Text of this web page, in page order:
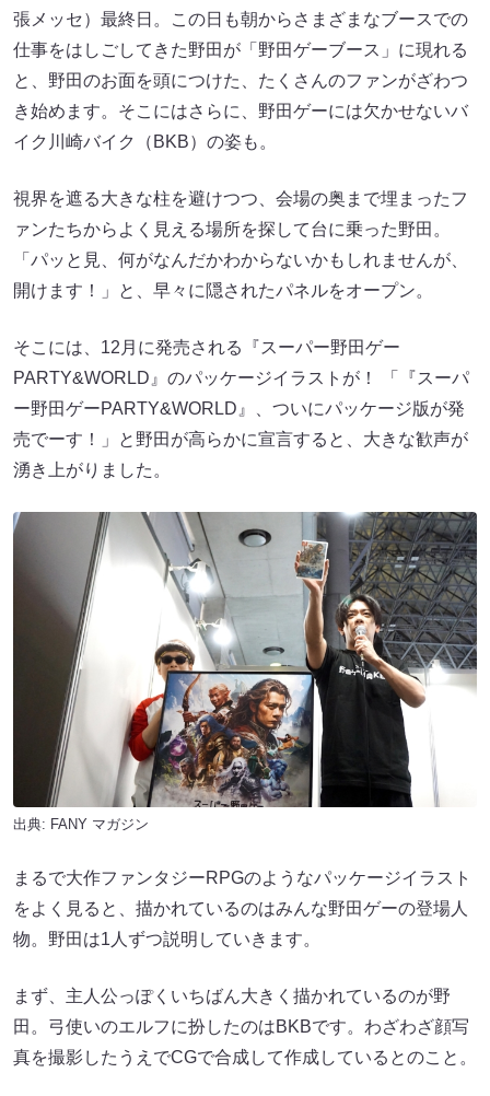
張メッセ）最終日。この日も朝からさまざまなブースでの
仕事をはしごしてきた野田が「野田ゲーブース」に現れる
と、野田のお面を頭につけた、たくさんのファンがざわつ
き始めます。そこにはさらに、野田ゲーには欠かせないバ
イク川崎バイク（BKB）の姿も。
視界を遮る大きな柱を避けつつ、会場の奥まで埋まったフ
ァンたちからよく見える場所を探して台に乗った野田。
「パッと見、何がなんだかわからないかもしれませんが、
開けます！」と、早々に隠されたパネルをオープン。
そこには、12月に発売される『スーパー野田ゲー
PARTY&WORLD』のパッケージイラストが！ 「『スーパ
ー野田ゲーPARTY&WORLD』、ついにパッケージ版が発
売でーす！」と野田が高らかに宣言すると、大きな歓声が
湧き上がりました。
出典: FANY マガジン
まるで大作ファンタジーRPGのようなパッケージイラスト
をよく見ると、描かれているのはみんな野田ゲーの登場人
物。野田は1人ずつ説明していきます。
まず、主人公っぽくいちばん大きく描かれているのが野
田。弓使いのエルフに扮したのはBKBです。わざわざ顔写
真を撮影したうえでCGで合成して作成しているとのこと。